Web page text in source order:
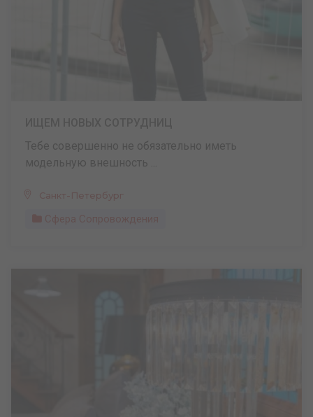
Тебе совершенно не обязательно иметь
модельную внешность ...
Санкт-Петербург
Сфера Сопровождения